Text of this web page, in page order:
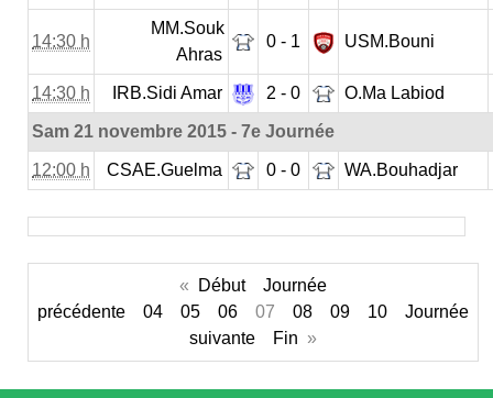
14:30 h
MM.Souk
Ahras
0 - 1 USM.Bouni
14:30 h IRB.Sidi Amar 2 - 0 O.Ma Labiod
Sam 21 novembre 2015 - 7e Journée
12:00 h CSAE.Guelma 0 - 0 WA.Bouhadjar
« Début
Journée
précédente
04 05 06 07 08 09 10
Journée
suivante
Fin »